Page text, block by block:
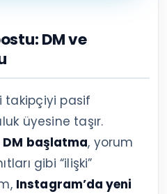
DM ve
takipçiyi pasif
üyesine taşır.
DM başlatma, yorum
gibi “ilişki”
Instagram’da yeni